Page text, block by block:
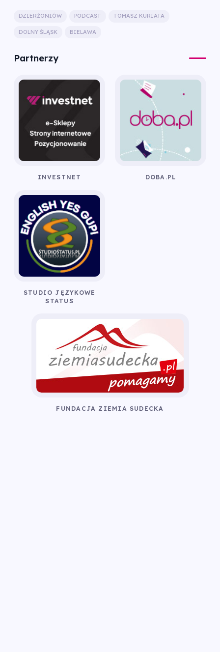
DZIERŻONIÓW PODCAST TOMASZ KURIATA
DOLNY ŚLĄSK BIELAWA
Partnerzy
INVESTNET DOBA.PL
STUDIO JĘZYKOWE
STATUS
FUNDACJA ZIEMIA SUDECKA